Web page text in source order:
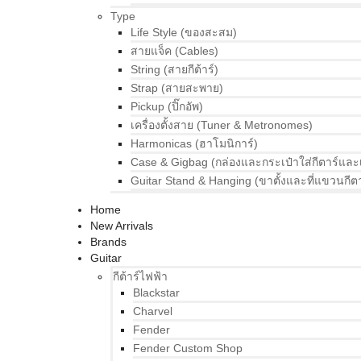
Type
Life Style (ของสะสม)
สายแจ็ค (Cables)
String (สายกีต้าร์)
Strap (สายสะพาย)
Pickup (ปิ๊กอัพ)
เครื่องตั้งสาย (Tuner & Metronomes)
Harmonicas (ฮาโมนิการ์)
Case & Gigbag (กล่องและกระเป๋าใส่กีตาร์และ
Guitar Stand & Hanging (ขาตั้งและที่แขวนกีต
Home
New Arrivals
Brands
Guitar
กีต้าร์ไฟฟ้า
Blackstar
Charvel
Fender
Fender Custom Shop